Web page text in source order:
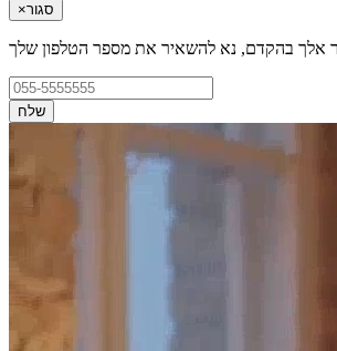
×סגור
אלך בהקדם, נא להשאיר את מספר הטלפון שלך
שלח